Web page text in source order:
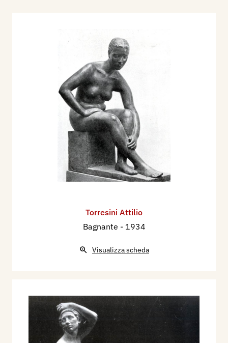
Torresini Attilio
Bagnante - 1934
Visualizza scheda